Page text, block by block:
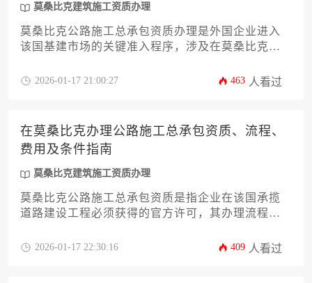
莫桑比克建筑施工资质办理
莫桑比克公路施工总承包资质办理是外国企业进入
该国基建市场的关键准入程序，涉及在莫桑比克国
能力证明、通过当地环评与安全审核等核心环节，
2026-01-17 21:00:27 463 人看过
在莫桑比克办理公路施工总承包资质、流程、
费用及条件指南
莫桑比克建筑施工资质办理
莫桑比克公路施工总承包资质是指企业在该国承揽
道路建设工程必须获得的官方许可，其办理流程涉
终审批五个核心环节，总体费用约需十五万至三十
2026-01-17 22:30:16 409 人看过